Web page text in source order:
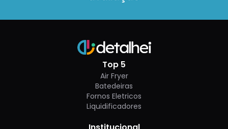
Top 5
Air Fryer
Batedeiras
Fornos Eletricos
Liquidificadores